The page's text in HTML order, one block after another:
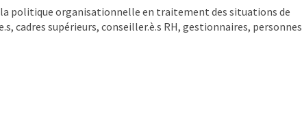
la politique organisationnelle en traitement des situations de
cadres supérieurs, conseiller.è.s RH, gestionnaires, personnes